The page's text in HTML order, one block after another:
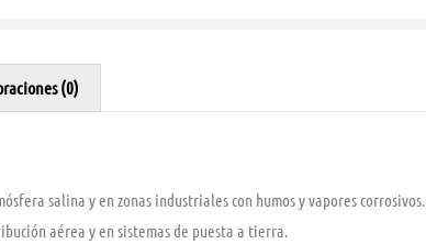
(0)
salina y en zonas industriales con humos y vapores corrosivos.
aérea y en sistemas de puesta a tierra.